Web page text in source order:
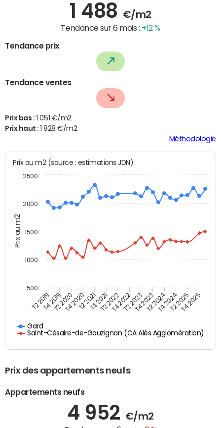
1 488 €/m2
Tendance sur 6 mois : +12 %
Tendance prix
Tendance ventes
Prix bas : 1 051 €/m2
Prix haut :1 828 €/m2
Méthodologie
Prix au m2
Prix au m2 (source : estimations JDN)
Gard
Saint-Césaire-de-Gauzignan (CA Alès Agglomération)
T2 2019T4 2019T2 2020T4 2020T2 2021T4 2021T2 2022T4 2022T2 2023T4 2023T2 2024T4 2024T2 2025T4 2025
500
1000
1500
2000
2500
Prix des appartements neufs
Appartements neufs
4 952 €/m2